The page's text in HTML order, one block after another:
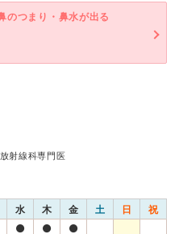
のつまり・鼻水が出る
射線科専門医
水 木 金 土 日 祝